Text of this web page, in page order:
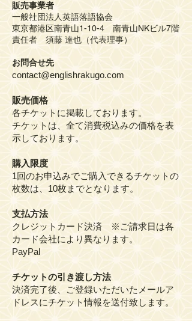
販売事業者
一般社団法人英語落語協会
東京都港区南青山1-10-4 南青山NKビル7階
​責任者 須藤 達也（代表理事）
お問合せ先
contact@englishrakugo.com
販売価格
各チケットに掲載しております。
チケットは、全て消費税込みの価格を表
示しております。
購入限度
1回のお申込みでご購入できるチケットの
枚数は、10枚までとなります。
支払方法
クレジットカード決済 ※ご請求日は各
カード会社により異なります。
​PayPal
チケットの引き渡し方法
決済完了後、ご登録いただいたメールア
ドレスにチケット情報を送付致します。